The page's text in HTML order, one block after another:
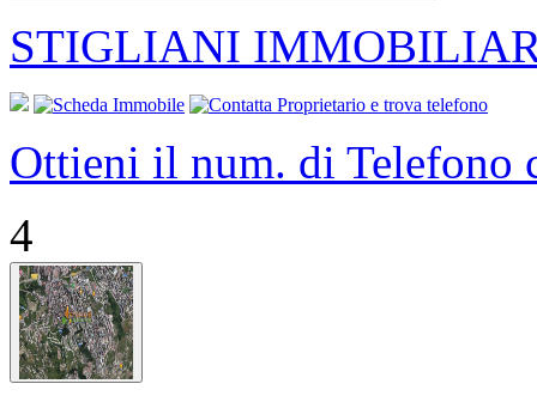
STIGLIANI
Ottieni il num. di Telefono
4